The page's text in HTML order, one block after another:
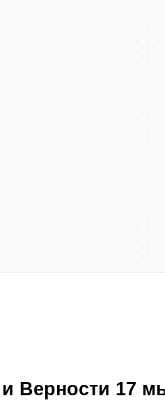
Верности 17